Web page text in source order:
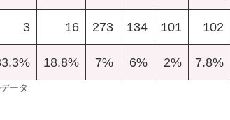
3 16 273 134 101 102
18.8% 7% 6% 2% 7.8%
ータ